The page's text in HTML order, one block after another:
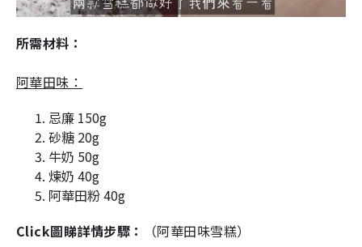
所需材料：
阿華田味：
忌廉 150g
砂糖 20g
牛奶 50g
煉奶 40g
阿華田粉 40g
Click圖睇詳情步驟：
（阿華田味雪糕）